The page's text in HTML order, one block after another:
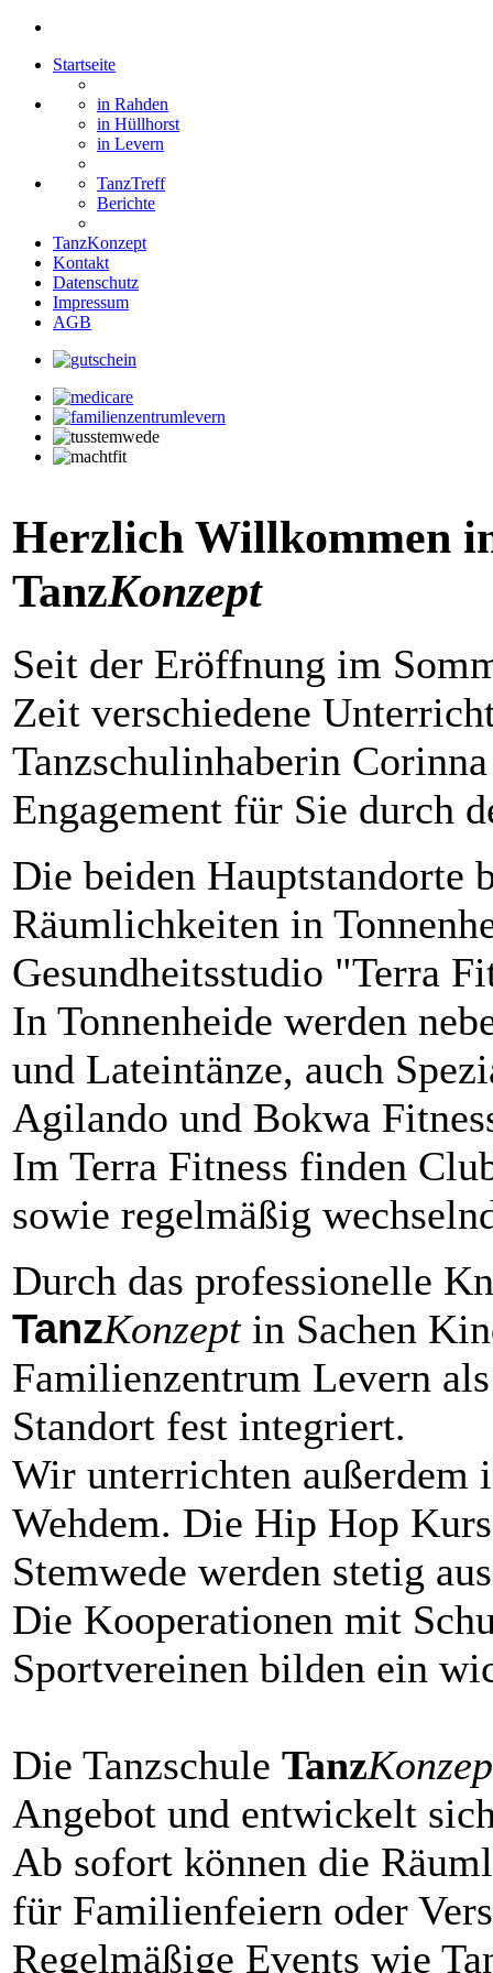
Startseite
in Rahden
in Hüllhorst
in Levern
TanzTreff
Berichte
TanzKonzept
Kontakt
Datenschutz
Impressum
AGB
Herzlich Willkommen
TanzKonzept
Seit der Eröffnung im
Zeit verschiedene
Tanzschulinhaberin
Engagement für Sie durch
Die beiden Hauptstandorte
Räumlichkeiten in
Gesundheitsstudio "Terra
In Tonnenheide werden
und Lateintänze, auch
Agilando und Bokwa
Im Terra Fitness finden
sowie regelmäßig
Durch das professionelle
TanzKonzeptin Sachen
Familienzentrum Levern
Standort fest integriert.
Wir unterrichten
Wehdem. Die Hip Hop
Stemwede werden stetig
Die Kooperationen mit
Sportvereinen bilden ein
Die Tanzschule Tanz
Angebot und entwickelt
Ab sofort können die
für Familienfeiern oder
Regelmäßige Events wie